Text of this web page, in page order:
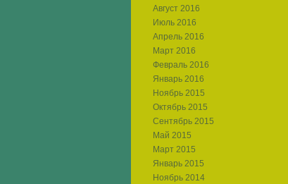
Август 2016
Июль 2016
Апрель 2016
Март 2016
Февраль 2016
Январь 2016
Ноябрь 2015
Октябрь 2015
Сентябрь 2015
Май 2015
Март 2015
Январь 2015
Ноябрь 2014